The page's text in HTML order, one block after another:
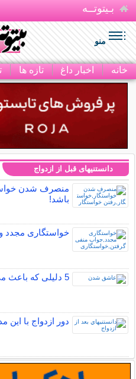
بـیتوتــه
منو
خانه اخبار داغ تازه ها
دانستنیهای قبل از ازدواج
منصرف شدن
باشد!
خواستگاری مجدد و
5 دلیلی که باعث می شود عاشق جنس مخالف شوید!!
دور ازدواج با